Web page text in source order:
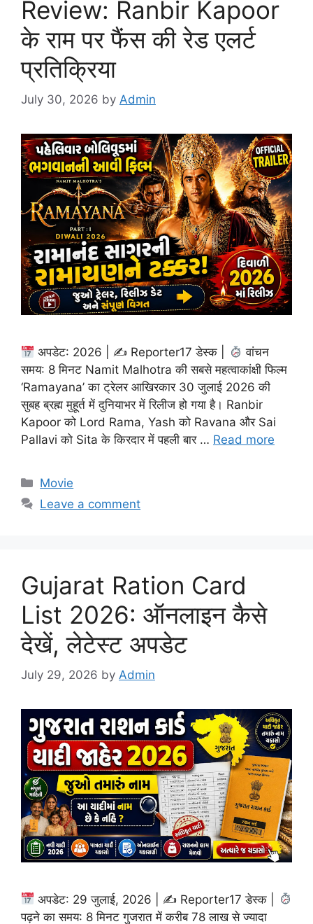
Review: Ranbir Kapoor
के राम पर फैंस की रेड एलर्ट
प्रतिक्रिया
July 30, 2026 by Admin
अपडेट: 2026 | ✍ Reporter17 डेस्क |
वांचन
समय: 8 मिनट Namit Malhotra की सबसे महत्वाकांक्षी फिल्म
‘Ramayana’ का ट्रेलर आखिरकार 30 जुलाई 2026 की
सुबह ब्रह्म मुहूर्त में दुनियाभर में रिलीज हो गया है। Ranbir
Kapoor को Lord Rama, Yash को Ravana और Sai
Pallavi को Sita के किरदार में पहली बार … Read more
Categories
Movie
Leave a comment
Gujarat Ration Card
List 2026: ऑनलाइन कैसे
देखें, लेटेस्ट अपडेट
July 29, 2026 by Admin
अपडेट: 29 जुलाई, 2026 | ✍ Reporter17 डेस्क |
पढ़ने का समय: 8 मिनट गुजरात में करीब 78 लाख से ज्यादा